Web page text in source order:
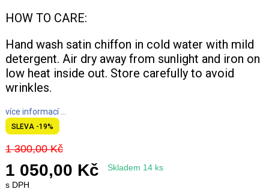
HOW TO CARE:
Hand wash satin chiffon in cold water with mild
detergent. Air dry away from sunlight and iron on
low heat inside out. Store carefully to avoid
wrinkles.
více informací ...
SLEVA -19%
1 300,00 Kč
1 050,00 Kč
Skladem 14 ks
s DPH